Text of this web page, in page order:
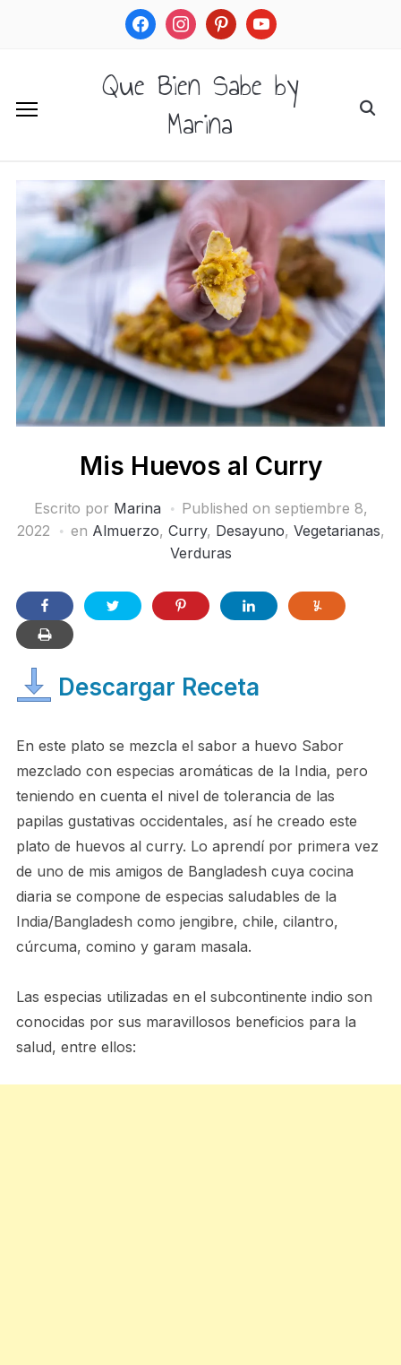
facebookinstagrampinterestyoutube
Que Bien Sabe by
Marina
Mis Huevos al Curry
Escrito por Marina Published on septiembre 8,
2022
en Almuerzo, Curry, Desayuno, Vegetarianas,
Verduras
Descargar Receta
En este plato se mezcla el sabor a huevo Sabor
mezclado con especias aromáticas de la India, pero
teniendo en cuenta el nivel de tolerancia de las
papilas gustativas occidentales, así he creado este
plato de huevos al curry. Lo aprendí por primera vez
de uno de mis amigos de Bangladesh cuya cocina
diaria se compone de especias saludables de la
India/Bangladesh como jengibre, chile, cilantro,
cúrcuma, comino y garam masala.
Las especias utilizadas en el subcontinente indio son
conocidas por sus maravillosos beneficios para la
salud, entre ellos: